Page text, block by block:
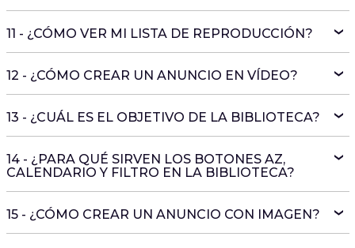
11 - ¿CÓMO VER MI LISTA DE REPRODUCCIÓN?
12 - ¿CÓMO CREAR UN ANUNCIO EN VÍDEO?
13 - ¿CUÁL ES EL OBJETIVO DE LA BIBLIOTECA?
14 - ¿PARA QUÉ SIRVEN LOS BOTONES AZ,
CALENDARIO Y FILTRO EN LA BIBLIOTECA?
15 - ¿CÓMO CREAR UN ANUNCIO CON IMAGEN?